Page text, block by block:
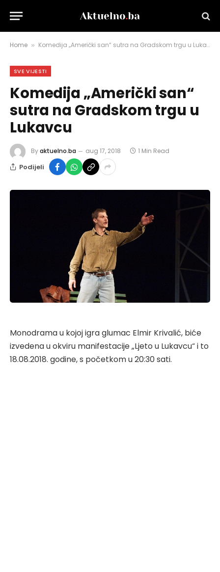
Home » Komedija „Američki san“ sutra na Gradskom trgu u Lukavcu
SVE VIJESTI
Komedija „Američki san“
sutra na Gradskom trgu u
Lukavcu
Byaktuelno.ba aug 17, 2018 1 Min Read
Podijeli
Monodrama u kojoj igra glumac Elmir Krivalić, biće
izvedena u okviru manifestacije „Ljeto u Lukavcu“ i to
18.08.2018. godine, s početkom u 20:30 sati.